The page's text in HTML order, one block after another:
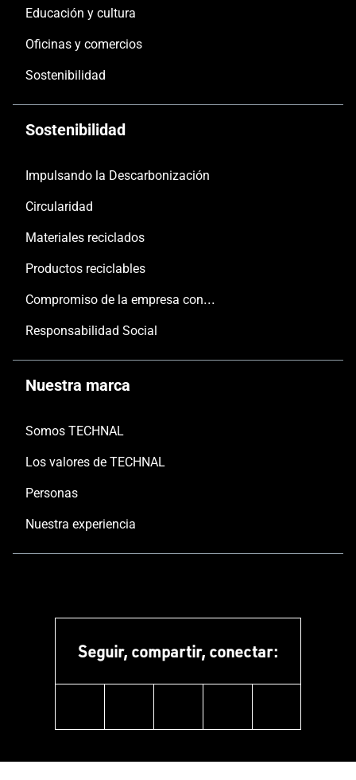
Educación y cultura
Oficinas y comercios
Sostenibilidad
Sostenibilidad
Impulsando la Descarbonización
Circularidad
Materiales reciclados
Productos reciclables
Compromiso de la empresa con las personas y el planeta
Responsabilidad Social
Nuestra marca
Somos TECHNAL
Los valores de TECHNAL
Personas
Nuestra experiencia
Seguir, compartir, conectar: